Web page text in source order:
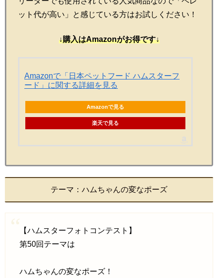
ット代が高い」と感じている方はお試しください！
↓購入はAmazonがお得です↓
Amazonで「日本ペットフード ハムスターフ
ード」に関する詳細を見る
Amazonで見る
楽天で見る
テーマ：ハムちゃんの変なポーズ
【ハムスターフォトコンテスト】
第50回テーマは
ハムちゃんの変なポーズ！